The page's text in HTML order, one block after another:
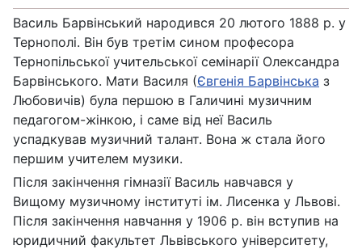
Василь Барвінський народився 20 лютого 1888 р. у
Тернополі. Він був третім сином професора
Тернопільської учительської семінарії Олександра
Барвінського. Мати Василя (Євгенія Барвінська з
Любовичів) була першою в Галичині музичним
педагогом-жінкою, і саме від неї Василь
успадкував музичний талант. Вона ж стала його
першим учителем музики.
Після закінчення гімназії Василь навчався у
Вищому музичному інституті ім. Лисенка у Львові.
Після закінчення навчання у 1906 р. він вступив на
юридичний факультет Львівського університету,